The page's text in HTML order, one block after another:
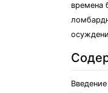
времена